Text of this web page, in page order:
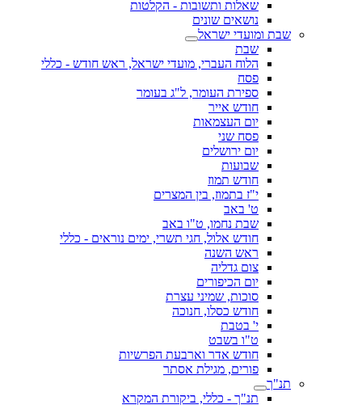
שאלות ותשובות - הקלטות
נושאים שונים
שבת ומועדי ישראל
שבת
הלוח העברי, מועדי ישראל, ראש חודש - כללי
פסח
ספירת העומר, ל"ג בעומר
חודש אייר
יום העצמאות
פסח שני
יום ירושלים
שבועות
חודש תמוז
י"ז בתמוז, בין המצרים
ט' באב
שבת נחמו, ט"ו באב
חודש אלול, חגי תשרי, ימים נוראים - כללי
ראש השנה
צום גדליה
יום הכיפורים
סוכות, שמיני עצרת
חודש כסלו, חנוכה
י' בטבת
ט"ו בשבט
חודש אדר וארבעת הפרשיות
פורים, מגילת אסתר
תנ"ך
תנ"ך - כללי, ביקורת המקרא